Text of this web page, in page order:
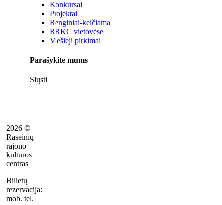
Konkursai
Projektai
Renginiai-keičiama
RRKC vietovėse
Viešieji pirkimai
Parašykite mums
Siųsti
2026 ©
Raseinių
rajono
kultūros
centras
Bilietų
rezervacija:
mob. tel.